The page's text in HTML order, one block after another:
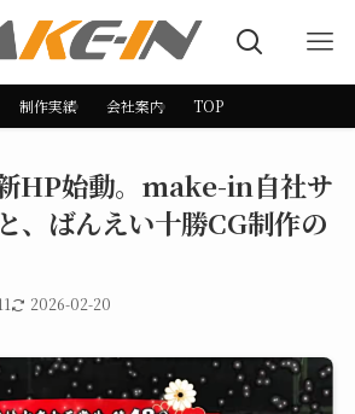
制作実績 会社案内 TOP
HP始動。make-in自社サ
、ばんえい十勝CG制作の
2026-02-20